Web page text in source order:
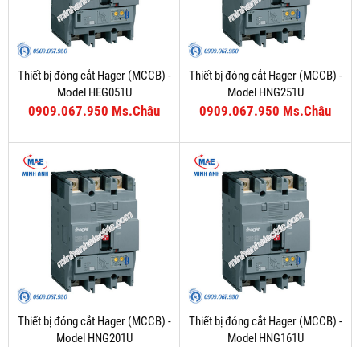
Thiết bị đóng cắt Hager (MCCB) -
Model HEG051U
0909.067.950 Ms.Châu
Thiết bị đóng cắt Hager (MCCB) -
Model HNG251U
0909.067.950 Ms.Châu
Thiết bị đóng cắt Hager (MCCB) -
Model HNG201U
Thiết bị đóng cắt Hager (MCCB) -
Model HNG161U